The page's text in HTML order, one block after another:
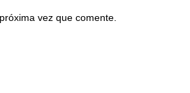
vez que comente.